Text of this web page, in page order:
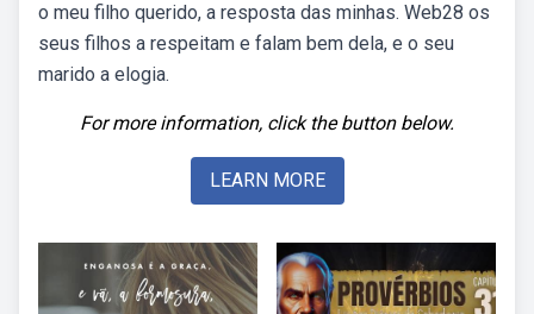
o meu filho querido, a resposta das minhas. Web28 os
seus filhos a respeitam e falam bem dela, e o seu
marido a elogia.
For more information, click the button below.
LEARN MORE